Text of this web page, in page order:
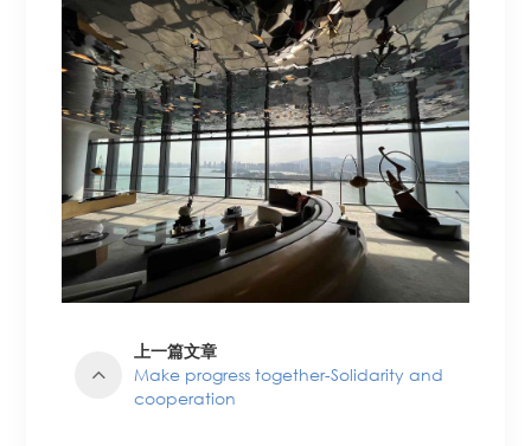
上一篇文章
Make progress together-Solidarity and
cooperation